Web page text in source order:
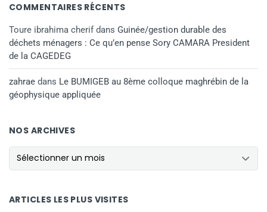
COMMENTAIRES RÉCENTS
Toure ibrahima cherifdans Guinée/gestion durable des
déchets ménagers : Ce qu’en pense Sory CAMARA President
de la CAGEDEG
zahrae dans Le BUMIGEB au 8ème colloque maghrébin de la
géophysique appliquée
NOS ARCHIVES
NOS ARCHIVES
ARTICLES LES PLUS VISITES